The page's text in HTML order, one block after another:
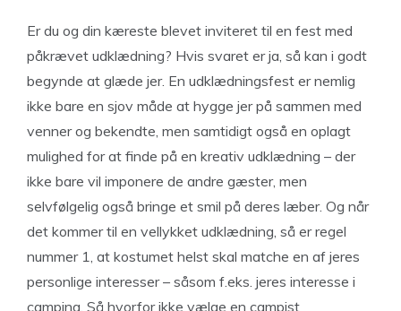
Er du og din kæreste blevet inviteret til en fest med
påkrævet udklædning? Hvis svaret er ja, så kan i godt
begynde at glæde jer. En udklædningsfest er nemlig
ikke bare en sjov måde at hygge jer på sammen med
venner og bekendte, men samtidigt også en oplagt
mulighed for at finde på en kreativ udklædning – der
ikke bare vil imponere de andre gæster, men
selvfølgelig også bringe et smil på deres læber. Og når
det kommer til en vellykket udklædning, så er regel
nummer 1, at kostumet helst skal matche en af jeres
personlige interesser – såsom f.eks. jeres interesse i
camping. Så hvorfor ikke vælge en campist